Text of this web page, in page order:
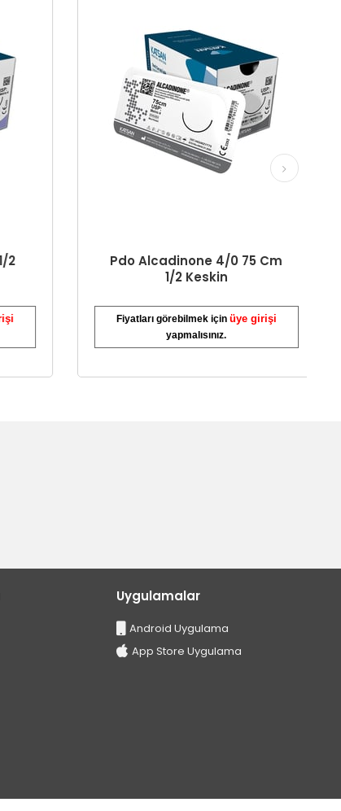
Pdo Alcadinone 4/0 75 Cm
1/2 Keskin
Fiyatları görebilmek içinüye girişi
yapmalısınız.
Uygulamalar
Android Uygulama
App Store Uygulama